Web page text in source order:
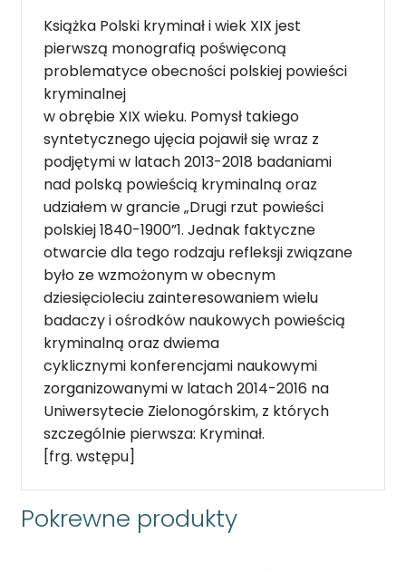
Książka Polski kryminał i wiek XIX jest
pierwszą monografią poświęconą
problematyce obecności polskiej powieści
kryminalnej
w obrębie XIX wieku. Pomysł takiego
syntetycznego ujęcia pojawił się wraz z
podjętymi w latach 2013-2018 badaniami
nad polską powieścią kryminalną oraz
udziałem w grancie „Drugi rzut powieści
polskiej 1840-1900”1. Jednak faktyczne
otwarcie dla tego rodzaju refleksji związane
było ze wzmożonym w obecnym
dziesięcioleciu zainteresowaniem wielu
badaczy i ośrodków naukowych powieścią
kryminalną oraz dwiema
cyklicznymi konferencjami naukowymi
zorganizowanymi w latach 2014-2016 na
Uniwersytecie Zielonogórskim, z których
szczególnie pierwsza: Kryminał.
[frg. wstępu]
Pokrewne produkty